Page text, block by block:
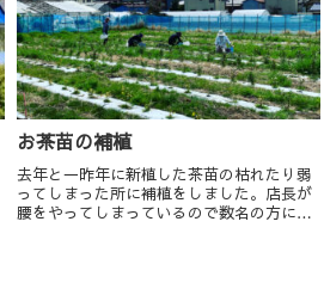
お茶苗の補植
去年と一昨年に新植した茶苗の枯れたり弱
ってしまった所に補植をしました。店長が
腰をやってしまっているので数名の方にお